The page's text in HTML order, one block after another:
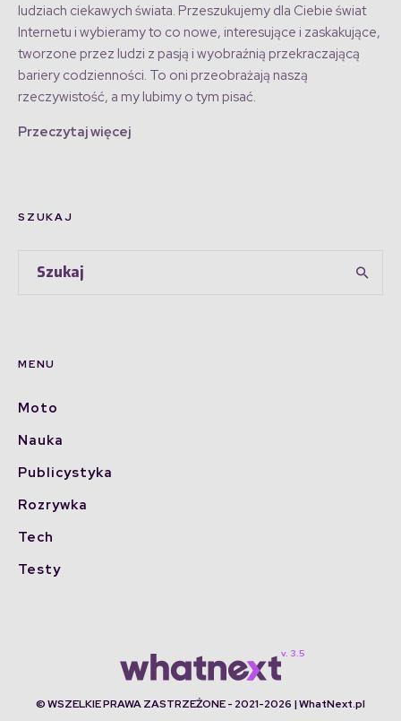
ludziach ciekawych świata. Przeszukujemy dla Ciebie świat
Internetu i wybieramy to co nowe, interesujące i zaskakujące,
tworzone przez ludzi z pasją i wyobraźnią przekraczającą
bariery codzienności. To oni przeobrażają naszą
rzeczywistość, a my lubimy o tym pisać.
Przeczytaj więcej
SZUKAJ
MENU
Moto
Nauka
Publicystyka
Rozrywka
Tech
Testy
© WSZELKIE PRAWA ZASTRZEŻONE - 2021-2026 | WhatNext.pl